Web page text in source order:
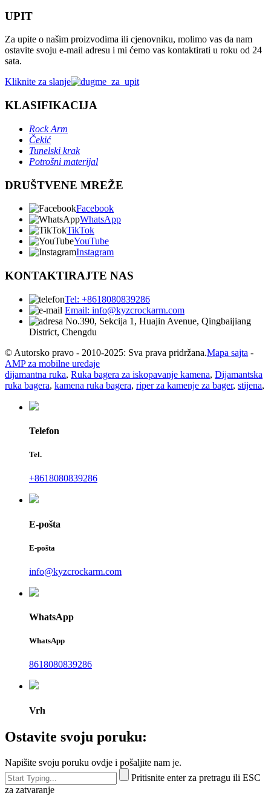
UPIT
Za upite o našim proizvodima ili cjenovniku, molimo vas da nam
ostavite svoju e-mail adresu i mi ćemo vas kontaktirati u roku od 24
sata.
Kliknite za slanje
KLASIFIKACIJA
Rock Arm
Čekić
Tunelski krak
Potrošni materijal
DRUŠTVENE MREŽE
Facebook
WhatsApp
TikTok
YouTube
Instagram
KONTAKTIRAJTE NAS
Tel: +8618080839286
Email: info@kyzcrockarm.com
No.390, Sekcija 1, Huajin Avenue, Qingbaijiang
District, Chengdu
© Autorsko pravo - 2010-2025: Sva prava pridržana.Mapa sajta -
AMP za mobilne uređaje
dijamantna ruka, Ruka bagera za iskopavanje kamena, Dijamantska
ruka bagera, kamena ruka bagera, riper za kamenje za bager, stijena,
Telefon
Tel.
+8618080839286
E-pošta
E-pošta
info@kyzcrockarm.com
WhatsApp
WhatsApp
8618080839286
Vrh
Ostavite svoju poruku:
Napišite svoju poruku ovdje i pošaljite nam je.
Pritisnite enter za pretragu ili ESC
za zatvaranje